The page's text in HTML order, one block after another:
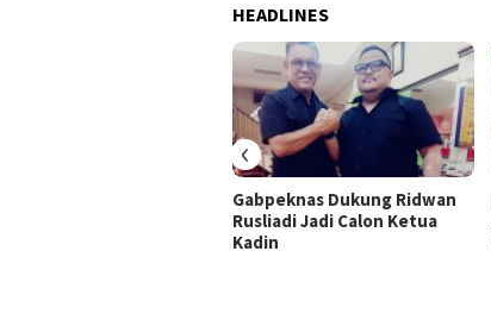
HEADLINES
Gabpeknas Dukung Ridwan
Rusliadi Jadi Calon Ketua
Kadin
‹